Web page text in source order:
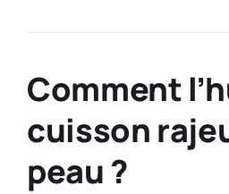
Comment
cuisson
peau ?